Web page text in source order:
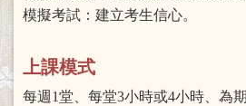
模擬考試：建立考生信心。
上課模式
每週1堂、每堂3小時或4小時、為